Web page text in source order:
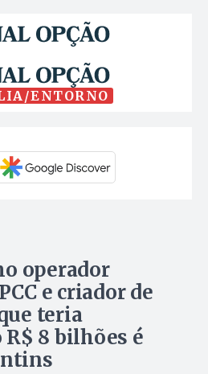
ENTORNO
operador
e criador de
teria
8 bilhões é